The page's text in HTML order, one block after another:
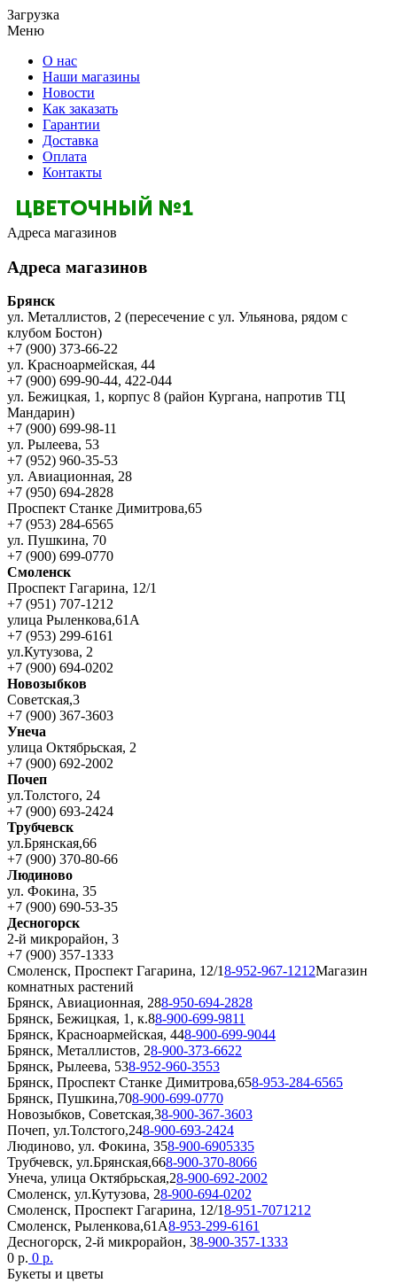
Загрузка
Меню
О нас
Наши магазины
Новости
Как заказать
Гарантии
Доставка
Оплата
Контакты
Адреса магазинов
Адреса магазинов
Брянск
ул. Металлистов, 2 (пересечение с ул. Ульянова, рядом с
клубом Бостон)
+7 (900) 373-66-22
ул. Красноармейская, 44
+7 (900) 699-90-44, 422-044
ул. Бежицкая, 1, корпус 8 (район Кургана, напротив ТЦ
Мандарин)
+7 (900) 699-98-11
ул. Рылеева, 53
+7 (952) 960-35-53
ул. Авиационная, 28
+7 (950) 694-2828
Проспект Станке Димитрова,65
+7 (953) 284-6565
ул. Пушкина, 70
+7 (900) 699-0770
Смоленск
Проспект Гагарина, 12/1
+7 (951) 707-1212
улица Рыленкова,61А
+7 (953) 299-6161
ул.Кутузова, 2
+7 (900) 694-0202
Новозыбков
Советская,3
+7 (900) 367-3603
Унеча
улица Октябрьская, 2
+7 (900) 692-2002
Почеп
ул.Толстого, 24
+7 (900) 693-2424
Трубчевск
ул.Брянская,66
+7 (900) 370-80-66
Людиново
ул. Фокина, 35
+7 (900) 690-53-35
Десногорск
2-й микрорайон, 3
+7 (900) 357-1333
Смоленск, Проспект Гагарина, 12/18-952-967-1212Магазин
комнатных растений
Брянск, Авиационная, 288-950-694-2828
Брянск, Бежицкая, 1, к.88-900-699-9811
Брянск, Красноармейская, 448-900-699-9044
Брянск, Металлистов, 28-900-373-6622
Брянск, Рылеева, 538-952-960-3553
Брянск, Проспект Станке Димитрова,658-953-284-6565
Брянск, Пушкина,708-900-699-0770
Новозыбков, Советская,38-900-367-3603
Почеп, ул.Толстого,248-900-693-2424
Людиново, ул. Фокина, 358-900-6905335
Трубчевск, ул.Брянская,668-900-370-8066
Унеча, улица Октябрьская,28-900-692-2002
Смоленск, ул.Кутузова, 28-900-694-0202
Смоленск, Проспект Гагарина, 12/18-951-7071212
Смоленск, Рыленкова,61А8-953-299-6161
Десногорск, 2-й микрорайон, 38-900-357-1333
0 р. 0 р.
Букеты и цветы